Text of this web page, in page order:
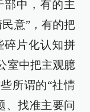
部中，有的主
意”，有的把
碎片化认知拼
室中把主观臆
所谓的“社情
、找准主要问